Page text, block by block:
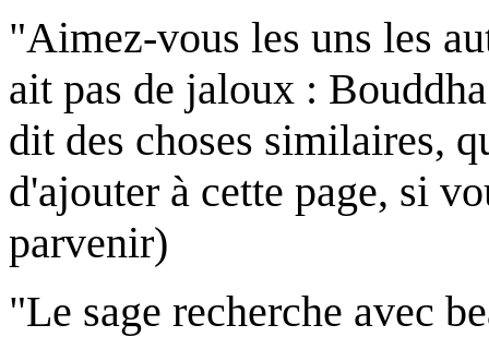
"Aimez-vous les uns les
ait pas de jaloux :
dit des choses similaires,
d'ajouter à cette page, si
parvenir)
"Le sage recherche avec